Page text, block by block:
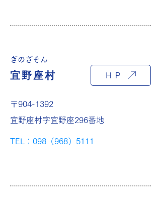
ぎのざそん
宜野座村 ＨＰ
〒904-1392
宜野座村字宜野座296番地
TEL：098（968）5111